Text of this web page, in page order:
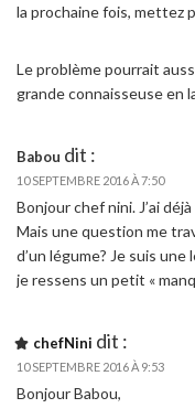
la prochaine fois, mettez
Le problème pourrait
grande connaisseuse en
Babou dit :
10 SEPTEMBRE 2016 À 7:50
Bonjour chef nini. J’ai
Mais une question me
d’un légume? Je suis
je ressens un petit «
chefNini dit :
10 SEPTEMBRE 2016 À 9:53
Bonjour Babou,